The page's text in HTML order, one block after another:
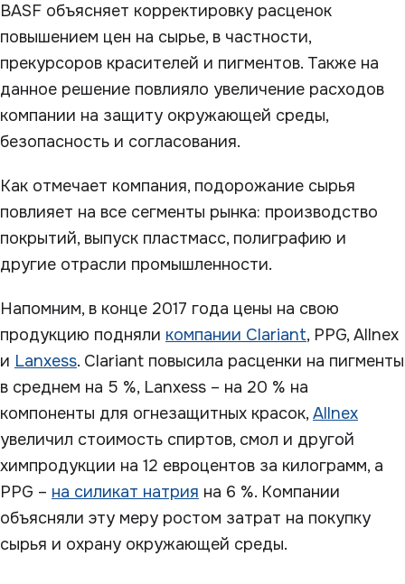
BASF объясняет корректировку расценок
повышением цен на сырье, в частности,
прекурсоров красителей и пигментов. Также на
данное решение повлияло увеличение расходов
компании на защиту окружающей среды,
безопасность и согласования.
Как отмечает компания, подорожание сырья
повлияет на все сегменты рынка: производство
покрытий, выпуск пластмасс, полиграфию и
другие отрасли промышленности.
Напомним, в конце 2017 года цены на свою
продукцию подняли компании Clariant, PPG, Allnex
и Lanxess. Clariant повысила расценки на пигменты
в среднем на 5 %, Lanxess – на 20 % на
компоненты для огнезащитных красок,Allnex
увеличил стоимость спиртов, смол и другой
химпродукции на 12 евроцентов за килограмм, а
PPG – на силикат натрия на 6 %. Компании
объясняли эту меру ростом затрат на покупку
сырья и охрану окружающей среды.